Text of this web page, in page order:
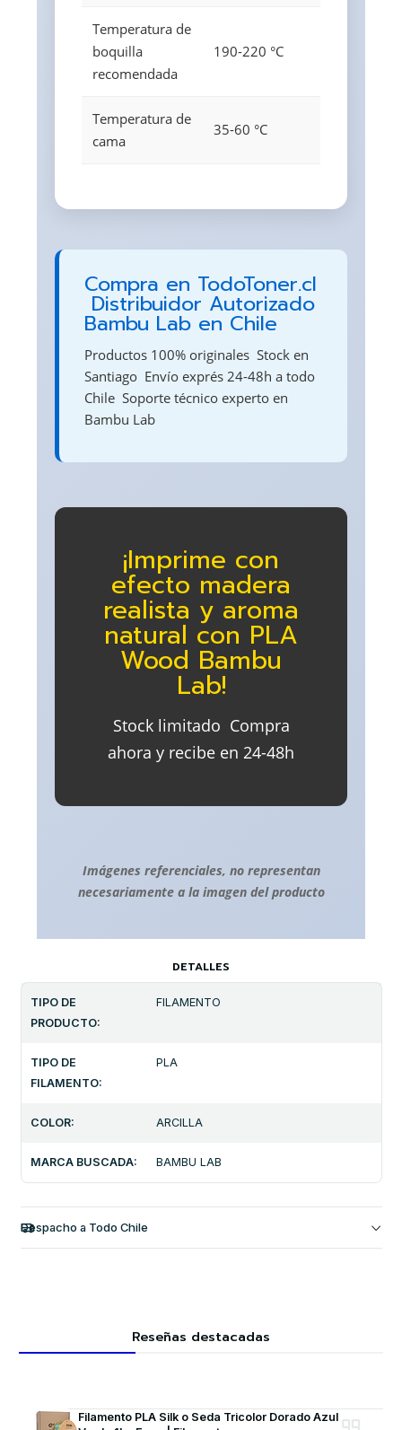
Temperatura de
boquilla
recomendada
190-220 °C
Temperatura de
cama
35-60 °C
Compra en TodoToner.cl
 Distribuidor Autorizado
Bambu Lab en Chile
Productos 100% originales  Stock en
Santiago  Envío exprés 24-48h a todo
Chile  Soporte técnico experto en
Bambu Lab
¡Imprime con
efecto madera
realista y aroma
natural con PLA
Wood Bambu
Lab!
Stock limitado  Compra
ahora y recibe en 24-48h
Imágenes referenciales, no representan
necesariamente a la imagen del producto
DETALLES
TIPO DE
PRODUCTO:
FILAMENTO
TIPO DE
FILAMENTO:
PLA
COLOR: ARCILLA
MARCA BUSCADA: BAMBU LAB
Despacho a Todo Chile
Reseñas destacadas
Filamento PLA Silk o Seda Tricolor Dorado Azul